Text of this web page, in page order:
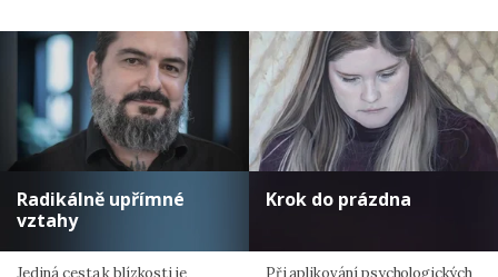
Radikálně upřímné
vztahy
Krok do prázdna